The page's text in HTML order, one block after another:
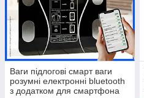
Ваги підлогові смарт ваги
розумні електронні bluetooth
з додатком для смартфона